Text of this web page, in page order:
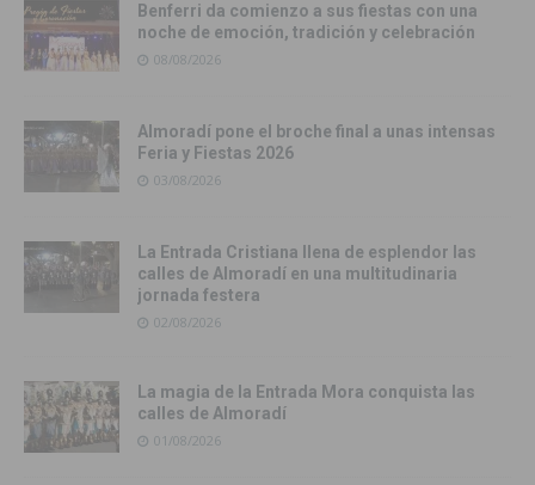
Benferri da comienzo a sus fiestas con una
noche de emoción, tradición y celebración
08/08/2026
Almoradí pone el broche final a unas intensas
Feria y Fiestas 2026
03/08/2026
La Entrada Cristiana llena de esplendor las
calles de Almoradí en una multitudinaria
jornada festera
02/08/2026
La magia de la Entrada Mora conquista las
calles de Almoradí
01/08/2026